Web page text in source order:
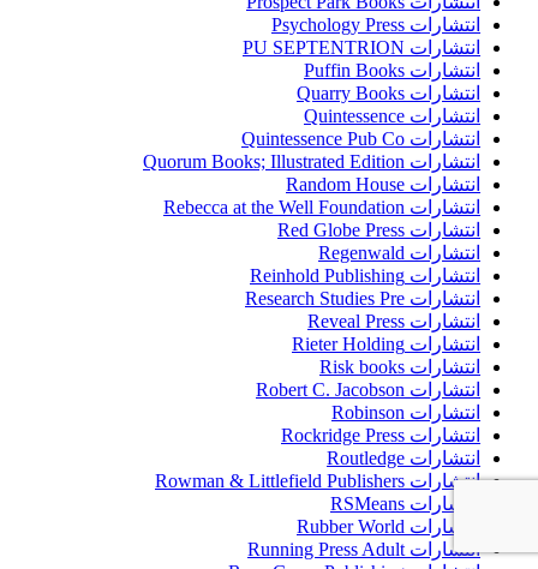
انتشارات Psychology Press
انتشارات PU SEPTENTRION
انتشارات Puffin Books
انتشارات Quarry Books
انتشارات Quintessence
انتشارات Quintessence Pub Co
انتشارات Quorum Books; Illustrated Edition
انتشارات Random House
انتشارات Rebecca at the Well Foundation
انتشارات Red Globe Press
انتشارات Regenwald
انتشارات Reinhold Publishing
انتشارات Research Studies Pre
انتشارات Reveal Press
انتشارات Rieter Holding
انتشارات Risk books
انتشارات Robert C. Jacobson
انتشارات Robinson
انتشارات Rockridge Press
انتشارات Routledge
انتشارات Rowman & Littlefield Publishers
انتشارات RSMeans
انتشارات Rubber World
انتشارات Running Press Adult